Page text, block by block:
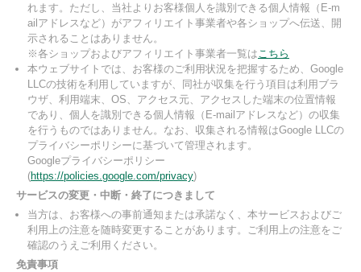
れます。ただし、当社よりお客様個人を識別できる個人情報（E-m
ailアドレスなど）がアフィリエイト事業者や各ショップへ伝送、開
示されることはありません。
※各ショップおよびアフィリエイト事業者一覧はこちら
本ウェブサイトでは、お客様のご利用状況を把握するため、Google
LLCの技術を利用していますが、同社が収集を行う項目は利用ブラ
ウザ、利用端末、OS、アクセス元、アクセスした端末の位置情報
であり、個人を識別できる個人情報（E-mailアドレスなど）の収集
を行うものではありません。なお、収集される情報はGoogle LLCの
プライバシーポリシーに基づいて管理されます。
Googleプライバシーポリシー
(https://policies.google.com/privacy)
サービスの変更・中断・終了につきまして
当方は、お客様への事前通知または承諾なく、本サービスおよびご
利用上の注意を随時変更することがあります。ご利用上の注意をご
確認のうえご利用ください。
免責事項